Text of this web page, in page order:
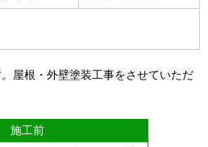
屋根・外壁塗装工事をさせていただ
施工前